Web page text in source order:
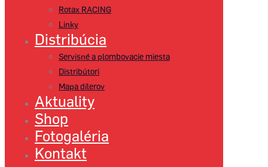
Rotax RACING
Linky
Distribúcia
Servisné a plombovacie miesta
Distribútori
Mapa dílerov
Aktuality
Shop
Fotogaléria
Kontakt